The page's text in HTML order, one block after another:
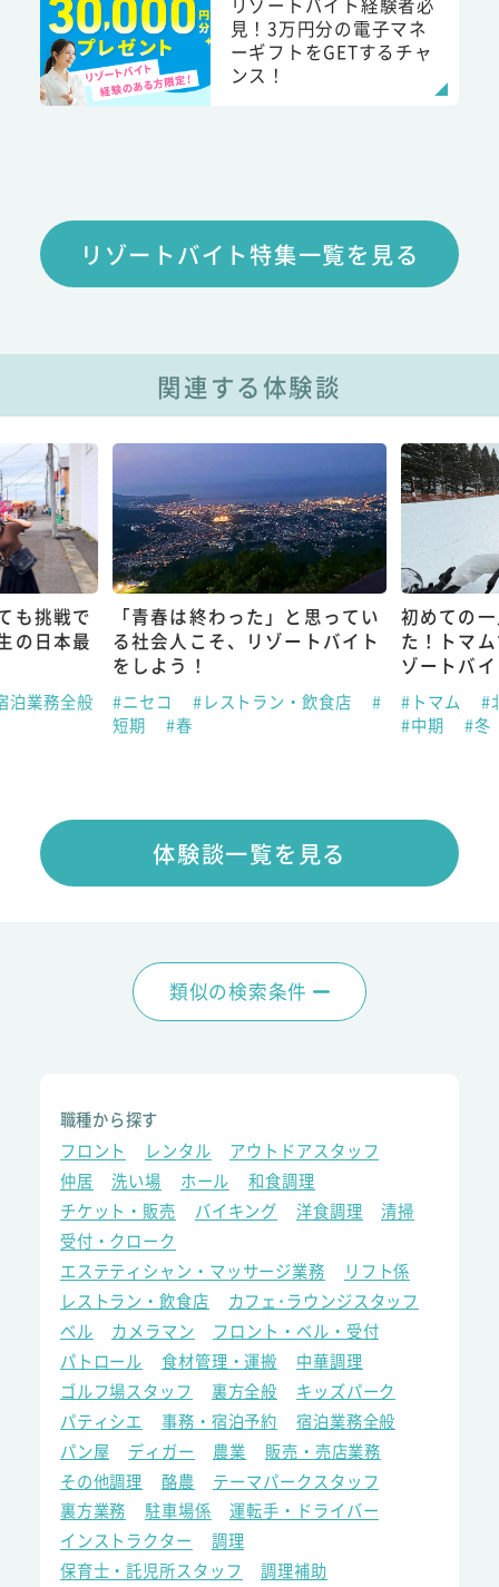
見！3万円分の電子マネ
ーギフトをGETするチャ
ンス！
リゾートバイト特集一覧を見る
関連する体験談
も挑戦で
の日本最
泊業務全般
「青春は終わった」と思ってい
る社会人こそ、リゾートバイト
をしよう！
#ニセコ #レストラン・飲食店
#
短期
#春
初めての
た！トマ
ゾートバ
#トマム
#
#中期
#冬
体験談一覧を見る
類似の検索条件
職種から探す
フロント
レンタル
アウトドアスタッフ
仲居
洗い場 ホール
和食調理
チケット・販売
バイキング 洋食調理
清掃
受付・クローク
エステティシャン・マッサージ業務
リフト係
レストラン・飲食店
カフェ･ラウンジスタッフ
ベル
カメラマン
フロント・ベル・受付
パトロール
食材管理・運搬
中華調理
ゴルフ場スタッフ
裏方全般
キッズパーク
パティシエ
事務・宿泊予約
宿泊業務全般
パン屋
ディガー 農業
販売・売店業務
その他調理
酪農
テーマパークスタッフ
裏方業務
駐車場係
運転手・ドライバー
インストラクター
調理
保育士・託児所スタッフ
調理補助